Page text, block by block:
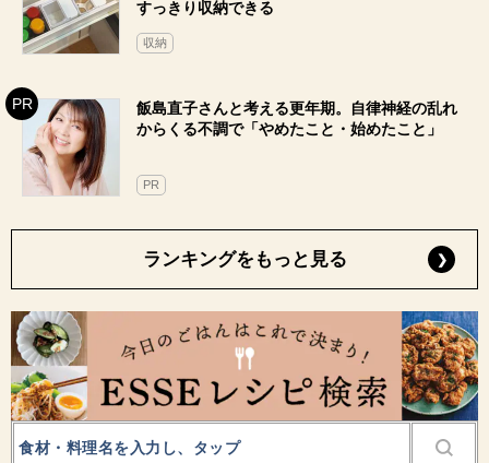
すっきり収納できる
収納
飯島直子さんと考える更年期。自律神経の乱れ
からくる不調で「やめたこと・始めたこと」
PR
ランキングをもっと見る